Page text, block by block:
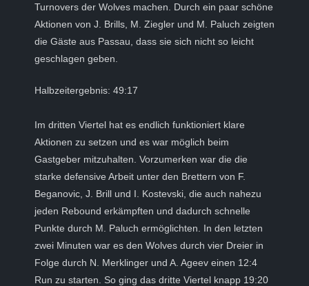
Turnovers der Wolves machen. Durch ein paar schöne
Aktionen von J. Brills, M. Ziegler und M. Paluch zeigten
die Gäste aus Passau, dass sie sich nicht so leicht
geschlagen geben.
Halbzeitergebnis: 49:17
Im dritten Viertel hat es endlich funktioniert klare
Aktionen zu setzen und es war möglich beim
Gastgeber mitzuhalten. Vorzumerken war die die
starke defensive Arbeit unter den Brettern von F.
Beganovic, J. Brill und I. Kostevski, die auch nahezu
jeden Rebound erkämpften und dadurch schnelle
Punkte durch M. Paluch ermöglichten. In den letzten
zwei Minuten war es den Wolves durch vier Dreier in
Folge durch N. Merklinger und A. Ageev einen 12:4
Run zu starten. So ging das dritte Viertel knapp 19:20